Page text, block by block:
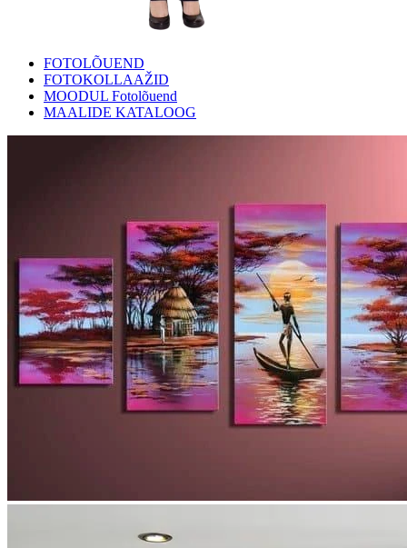
FOTOLÕUEND
FOTOKOLLAAŽID
MOODUL Fotolõuend
MAALIDE KATALOOG